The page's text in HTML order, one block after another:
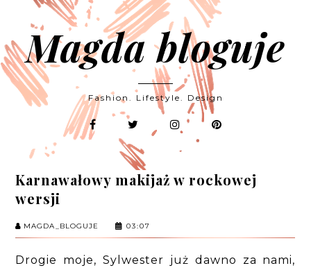
Magda bloguje
Fashion. Lifestyle. Design
Karnawałowy makijaż w rockowej
wersji
MAGDA_BLOGUJE 03:07
Drogie moje, Sylwester już dawno za nami,